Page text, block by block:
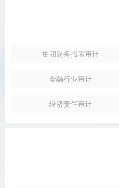
集团财务报表审计
金融行业审计
经济责任审计